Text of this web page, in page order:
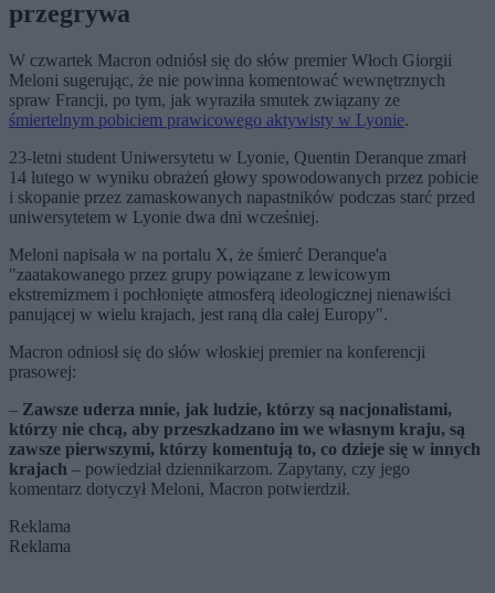
przegrywa
W czwartek Macron odniósł się do słów premier Włoch Giorgii
Meloni sugerując, że nie powinna komentować wewnętrznych
spraw Francji, po tym, jak wyraziła smutek związany ze
śmiertelnym pobiciem prawicowego aktywisty w Lyonie.
23-letni student Uniwersytetu w Lyonie, Quentin Deranque zmarł
14 lutego w wyniku obrażeń głowy spowodowanych przez pobicie
i skopanie przez zamaskowanych napastników podczas starć przed
uniwersytetem w Lyonie dwa dni wcześniej.
Meloni napisała w na portalu X, że śmierć Deranque'a
"zaatakowanego przez grupy powiązane z lewicowym
ekstremizmem i pochłonięte atmosferą ideologicznej nienawiści
panującej w wielu krajach, jest raną dla całej Europy".
Macron odniosł się do słów włoskiej premier na konferencji
prasowej:
– Zawsze uderza mnie, jak ludzie, którzy są nacjonalistami,
którzy nie chcą, aby przeszkadzano im we własnym kraju, są
zawsze pierwszymi, którzy komentują to, co dzieje się w innych
krajach – powiedział dziennikarzom. Zapytany, czy jego
komentarz dotyczył Meloni, Macron potwierdził.
Reklama
Reklama